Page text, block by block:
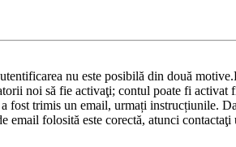
nu este posibilă din două
noi să fie activaţi; contul poate fi activat
fost trimis un email, urmați instrucțiunile.
email folosită este corectă, atunci contactaţi